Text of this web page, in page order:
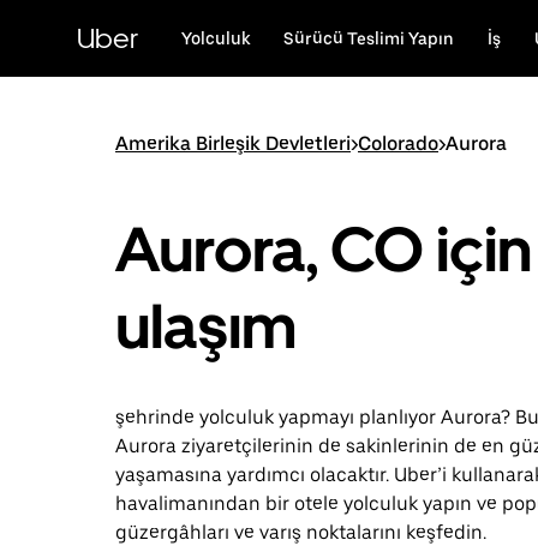
Uber Yolculuk Sürücü Teslimi Yapın İş
Amerika Birleşik Devletleri>Colorado>Aurora
Aurora, CO için
ulaşım
şehrinde yolculuk yapmayı planlıyor Aurora?
Aurora ziyaretçilerinin de sakinlerinin de en
yaşamasına yardımcı olacaktır. Uber’i
havalimanından bir otele yolculuk yapın ve
güzergâhları ve varış noktalarını keşfedin.